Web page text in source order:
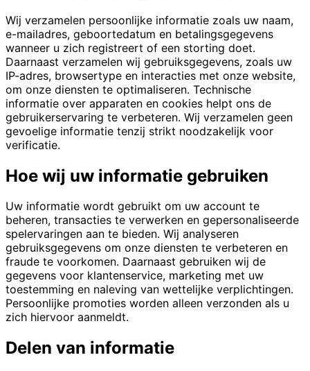
Wij verzamelen persoonlijke informatie zoals uw naam,
e-mailadres, geboortedatum en betalingsgegevens
wanneer u zich registreert of een storting doet.
Daarnaast verzamelen wij gebruiksgegevens, zoals uw
IP-adres, browsertype en interacties met onze website,
om onze diensten te optimaliseren. Technische
informatie over apparaten en cookies helpt ons de
gebruikerservaring te verbeteren. Wij verzamelen geen
gevoelige informatie tenzij strikt noodzakelijk voor
verificatie.
Hoe wij uw informatie gebruiken
Uw informatie wordt gebruikt om uw account te
beheren, transacties te verwerken en gepersonaliseerde
spelervaringen aan te bieden. Wij analyseren
gebruiksgegevens om onze diensten te verbeteren en
fraude te voorkomen. Daarnaast gebruiken wij de
gegevens voor klantenservice, marketing met uw
toestemming en naleving van wettelijke verplichtingen.
Persoonlijke promoties worden alleen verzonden als u
zich hiervoor aanmeldt.
Delen van informatie